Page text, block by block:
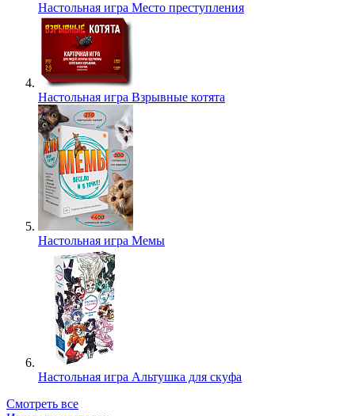
Настольная игра Место преступления
Настольная игра Взрывные котята
Настольная игра Мемы
Настольная игра Альтушка для скуфа
Смотреть все